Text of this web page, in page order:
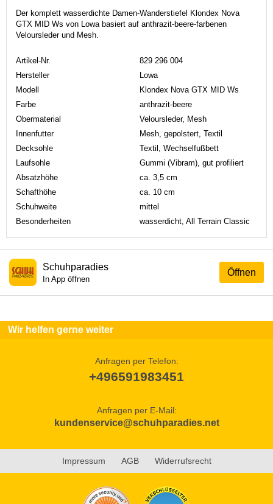
Der komplett wasserdichte Damen-Wanderstiefel Klondex Nova
GTX MID Ws von Lowa basiert auf anthrazit-beere-farbenen
Veloursleder und Mesh.
Artikel-Nr.
829 296 004
Hersteller
Lowa
Modell
Klondex Nova GTX MID Ws
Farbe
anthrazit-beere
Obermaterial
Veloursleder, Mesh
Innenfutter
Mesh, gepolstert, Textil
Decksohle
Textil, Wechselfußbett
Laufsohle
Gummi (Vibram), gut profiliert
Absatzhöhe
ca. 3,5 cm
Schafthöhe
ca. 10 cm
Schuhweite
mittel
Besonderheiten
wasserdicht, All Terrain Classic
Öffnen
Schuhparadies
In App öffnen
Wir helfen gerne weiter
Anfragen per Telefon:
+496591983451
Anfragen per E-Mail:
kundenservice@schuhparadies.net
Impressum AGB Widerrufsrecht